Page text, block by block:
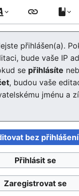
je metoda
v prostředí
prožitku
na příkladech z
fungování a
přihlášen(a).
bude vaše IP
se přihlásíte
, budou vaše
jménu a
bez přihlášení
Přihlásit se
Zaregistrovat se